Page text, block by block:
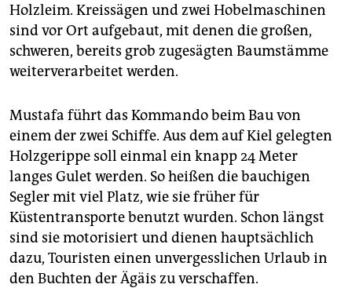
Holzleim. Kreis­sägen und zwei Hobelmaschinen
sind vor Ort aufgebaut, mit denen die großen,
schweren, bereits grob zugesägten Baumstämme
weiterverarbeitet werden.
Mustafa führt das Kommando beim Bau von
einem der zwei Schiffe. Aus dem auf Kiel gelegten
Holzgerippe soll einmal ein knapp 24 Meter
langes Gulet werden. So heißen die bauchigen
Segler mit viel Platz, wie sie früher für
Küstentransporte benutzt wurden. Schon längst
sind sie motorisiert und dienen hauptsächlich
dazu, Touristen einen unvergesslichen Urlaub in
den Buchten der Ägäis zu verschaffen.